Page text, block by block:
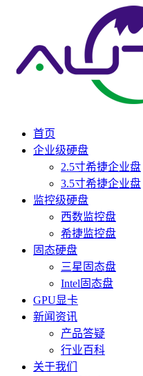
首页
企业级硬盘
2.5寸希捷企业盘
3.5寸希捷企业盘
监控级硬盘
西数监控盘
希捷监控盘
固态硬盘
三星固态盘
Intel固态盘
GPU显卡
新闻资讯
产品答疑
行业百科
关于我们